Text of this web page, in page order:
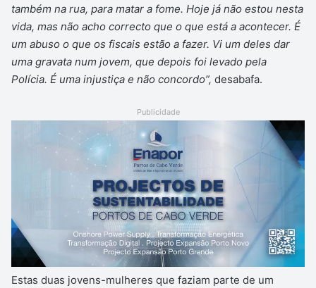
também na rua, para matar a fome. Hoje já não estou nesta
vida, mas não acho correcto que o que está a acontecer. É
um abuso o que os fiscais estão a fazer. Vi um deles dar
uma gravata num jovem, que depois foi levado pela
Polícia. É uma injustiça e não concordo”, desabafa.
Publicidade
Estas duas jovens-mulheres que faziam parte de um